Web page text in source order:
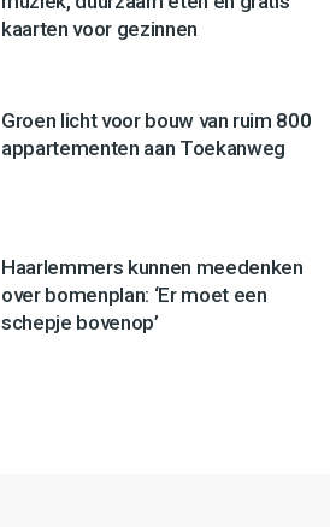
kaarten voor gezinnen
Groen licht voor bouw van ruim 800
appartementen aan Toekanweg
Haarlemmers kunnen meedenken
over bomenplan: ‘Er moet een
schepje bovenop’